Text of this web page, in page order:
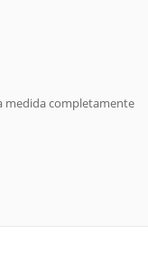
medida completamente